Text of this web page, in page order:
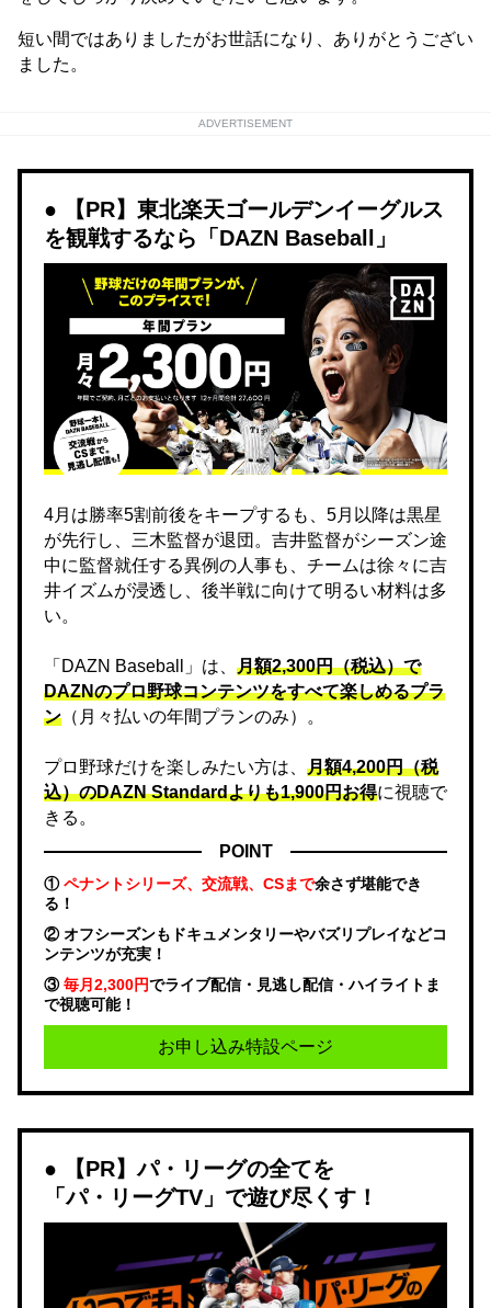
短い間ではありましたがお世話になり、ありがとうござい
ました。
ADVERTISEMENT
【PR】東北楽天ゴールデンイーグルス
を観戦するなら「DAZN Baseball」
4月は勝率5割前後をキープするも、5月以降は黒星
が先行し、三木監督が退団。吉井監督がシーズン途
中に監督就任する異例の人事も、チームは徐々に吉
井イズムが浸透し、後半戦に向けて明るい材料は多
い。
「DAZN Baseball」は、 月額2,300円（税込）で
DAZNのプロ野球コンテンツをすべて楽しめるプラ
ン （月々払いの年間プランのみ）。
プロ野球だけを楽しみたい方は、 月額4,200円（税
込）のDAZN Standard​よりも1,900円お得に視聴で
きる。
POINT
①ペナントシリーズ、交流戦、CSまで余さず堪能でき
る！
② オフシーズンもドキュメンタリーやバズリプレイなどコ
ンテンツが充実！
③毎月2,300円でライブ配信・見逃し配信・ハイライトま
で視聴可能！
お申し込み特設ページ
【PR】パ・リーグの全てを
「パ・リーグTV」で遊び尽くす！